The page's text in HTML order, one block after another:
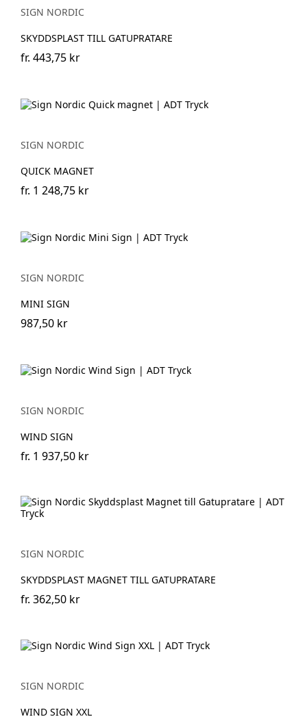
SIGN NORDIC
SKYDDSPLAST TILL GATUPRATARE
fr. 443,75 kr
SIGN NORDIC
QUICK MAGNET
fr. 1 248,75 kr
SIGN NORDIC
MINI SIGN
987,50 kr
SIGN NORDIC
WIND SIGN
fr. 1 937,50 kr
SIGN NORDIC
SKYDDSPLAST MAGNET TILL GATUPRATARE
fr. 362,50 kr
SIGN NORDIC
WIND SIGN XXL